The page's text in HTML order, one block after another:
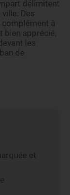
délimitent
Des
à
bien apprécié,
les
de
et